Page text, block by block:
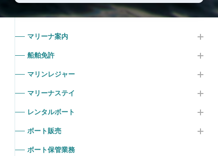
マリーナ案内
船舶免許
マリンレジャー
マリーナステイ
レンタルボート
ボート販売
ボート保管業務